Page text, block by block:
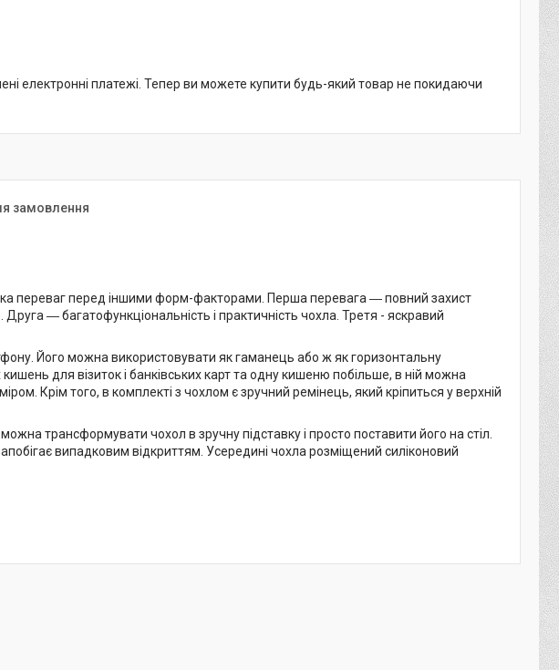
електронні платежі. Тепер ви можете купити будь-який товар не покидаючи
замовлення
переваг перед іншими форм-факторами. Перша перевага ― повний захист
Друга ― багатофункціональність і практичність чохла. Третя - яскравий
Його можна використовувати як гаманець або ж як горизонтальну
для візиток і банківських карт та одну кишеню побільше, в ній можна
Крім того, в комплекті з чохлом є зручний ремінець, який кріпиться у верхній
трансформувати чохол в зручну підставку і просто поставити його на стіл.
випадковим відкриттям. Усередині чохла розміщений силіконовий